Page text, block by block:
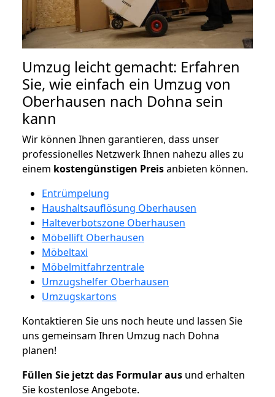
Umzug leicht gemacht: Erfahren
Sie, wie einfach ein Umzug von
Oberhausen nach Dohna sein
kann
Wir können Ihnen garantieren, dass unser
professionelles Netzwerk Ihnen nahezu alles zu
einem kostengünstigen Preisanbieten können.
Entrümpelung
Haushaltsauflösung Oberhausen
Halteverbotszone Oberhausen
Möbellift Oberhausen
Möbeltaxi
Möbelmitfahrzentrale
Umzugshelfer Oberhausen
Umzugskartons
Kontaktieren Sie uns noch heute und lassen Sie
uns gemeinsam Ihren Umzug nach Dohna
planen!
Füllen Sie jetzt das Formular aus und erhalten
Sie kostenlose Angebote.